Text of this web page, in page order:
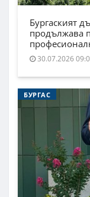
Бургаският
продължава
30.07.2026
БУРГАС